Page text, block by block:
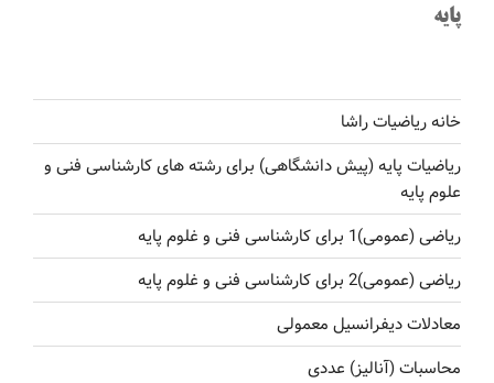
پایه
خانه ریاضیات راشا
ریاضیات پایه (پیش دانشگاهی) برای رشته های کارشناسی فنی و
علوم پایه
ریاضی (عمومی)1 برای کارشناسی فنی و غلوم پایه
ریاضی (عمومی)2 برای کارشناسی فنی و غلوم پایه
معادلات دیفرانسیل معمولی
محاسبات (آنالیز) عددی